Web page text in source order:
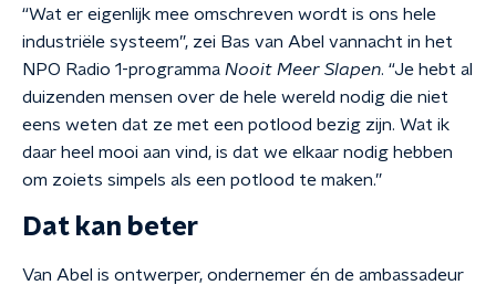
“Wat er eigenlijk mee omschreven wordt is ons hele
industriële systeem”, zei Bas van Abel vannacht in het
NPO Radio 1-programma Nooit Meer Slapen. “Je hebt al
duizenden mensen over de hele wereld nodig die niet
eens weten dat ze met een potlood bezig zijn. Wat ik
daar heel mooi aan vind, is dat we elkaar nodig hebben
om zoiets simpels als een potlood te maken.”
Dat kan beter
Van Abel is ontwerper, ondernemer én de ambassadeur